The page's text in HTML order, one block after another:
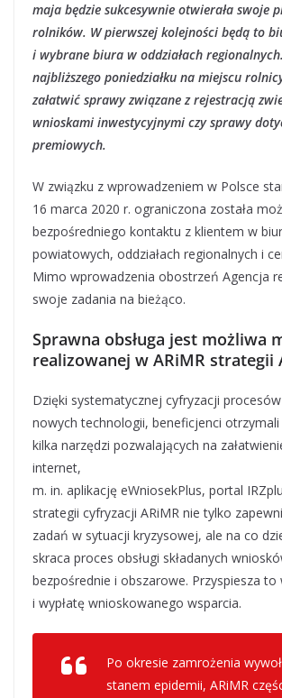
maja będzie sukcesywnie otwierała swoje
rolników. W pierwszej kolejności będą to
i wybrane biura w oddziałach
najbliższego poniedziałku na miejscu
załatwić sprawy związane z rejestracją
wnioskami inwestycyjnymi czy sprawy
premiowych.
W związku z wprowadzeniem w Polsce
16 marca 2020 r. ograniczona została
bezpośredniego kontaktu z klientem w
powiatowych, oddziałach regionalnych i
Mimo wprowadzenia obostrzeń Agencja
swoje zadania na bieżąco.
Sprawna obsługa jest możliwa
realizowanej w ARiMR strategii
Dzięki systematycznej cyfryzacji
nowych technologii, beneficjenci
kilka narzędzi pozwalających na
internet,
m. in. aplikację eWniosekPlus, portal
strategii cyfryzacji ARiMR nie tylko
zadań w sytuacji kryzysowej, ale na co
skraca proces obsługi składanych
bezpośrednie i obszarowe. Przyspiesza to
i wypłatę wnioskowanego wsparcia.
Po okresie zamrożenia
stanem epidemii, ARiMR